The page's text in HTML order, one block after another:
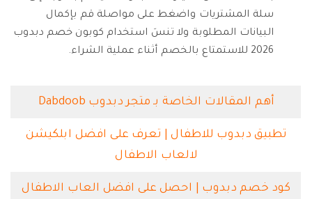
سلة المشتريات واضغط على مواصلة قم بإكمال
البيانات المطلوبة ولا تنسَ استخدام كوبون خصم دبدوب
2026 للاستمتاع بالخصم أثناء عملية الشراء.
أهم المقالات الخاصة بـ متجر دبدوب Dabdoob
تطبيق دبدوب للاطفال | تعرف على افضل ابلكيشن
لالعاب الاطفال
كود خصم دبدوب | احصل على افضل العاب الاطفال